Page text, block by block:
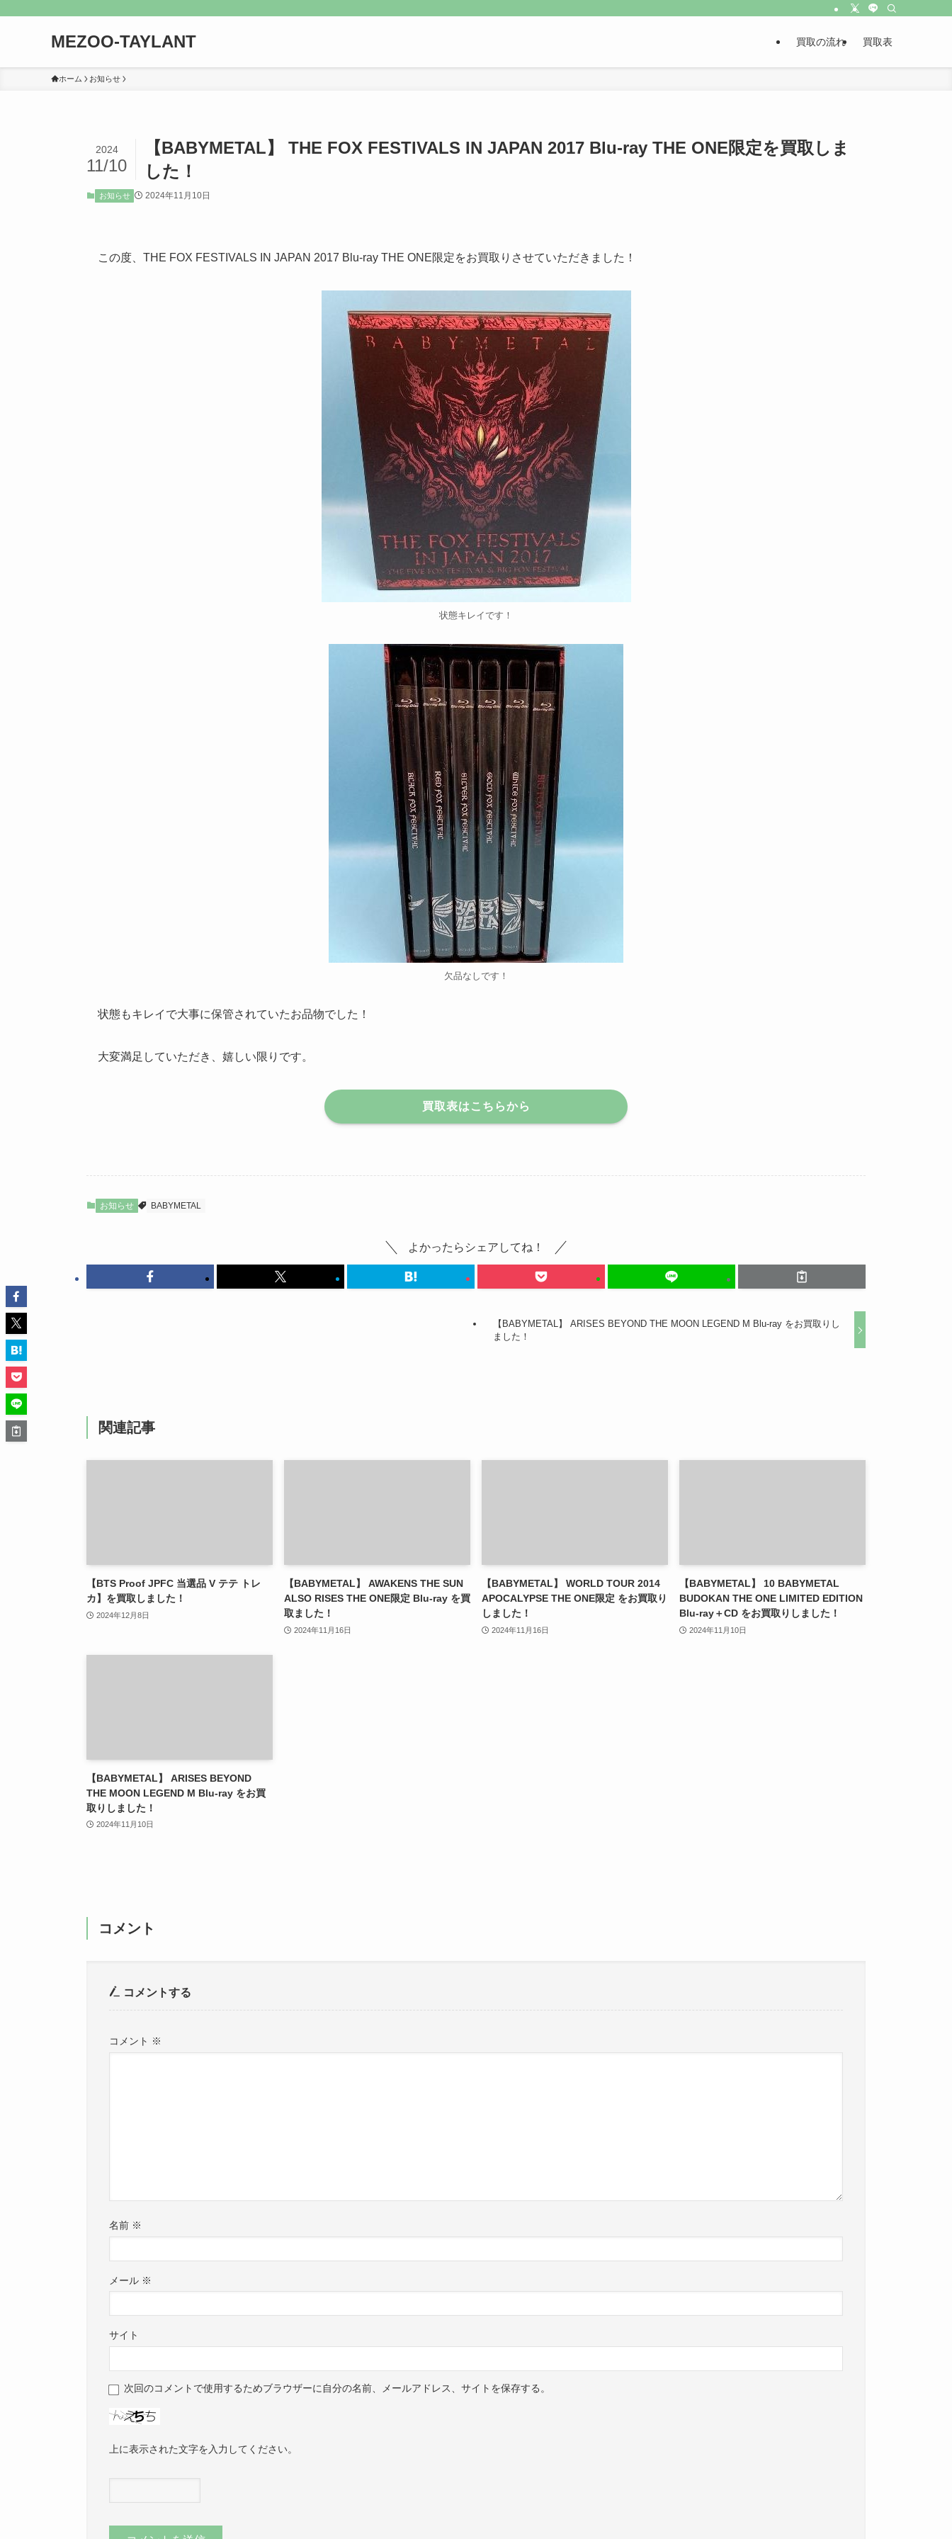
MEZOO-TAYLANT 買取の流れ 買取表
ホーム お知らせ
【BABYMETAL】 THE FOX FESTIVALS IN JAPAN 2017 Blu-ray THE ONE限定を買取しま
した！
2024
11/10
お知らせ 2024年11月10日
この度、THE FOX FESTIVALS IN JAPAN 2017 Blu-ray THE ONE限定をお買取りさせていただきました！
状態キレイです！
欠品なしです！
状態もキレイで大事に保管されていたお品物でした！
大変満足していただき、嬉しい限りです。
買取表はこちらから
お知らせ BABYMETAL
よかったらシェアしてね！
【BABYMETAL】 ARISES BEYOND THE MOON LEGEND M Blu-ray をお買取りし
ました！
関連記事
【BTS Proof JPFC 当選品 V テテ トレ
カ】を買取しました！
2024年12月8日
【BABYMETAL】 AWAKENS THE SUN
ALSO RISES THE ONE限定 Blu-ray を買
取ました！
2024年11月16日
【BABYMETAL】 WORLD TOUR 2014
APOCALYPSE THE ONE限定 をお買取り
しました！
2024年11月16日
【BABYMETAL】 10 BABYMETAL
BUDOKAN THE ONE LIMITED EDITION
Blu-ray＋CD をお買取りしました！
2024年11月10日
【BABYMETAL】 ARISES BEYOND
THE MOON LEGEND M Blu-ray をお買
取りしました！
2024年11月10日
コメント
コメントする
コメント ※
名前 ※
メール ※
サイト
次回のコメントで使用するためブラウザーに自分の名前、メールアドレス、サイトを保存する。
上に表示された文字を入力してください。